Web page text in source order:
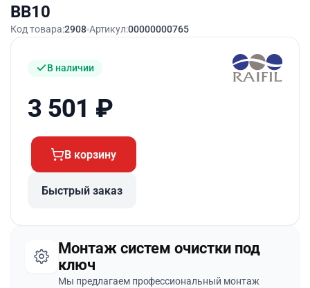
BB10
Код товара:2908 Артикул:00000000765
В наличии
3 501 ₽
В корзину
Быстрый заказ
Монтаж систем очистки под
ключ
Мы предлагаем профессиональный монтаж